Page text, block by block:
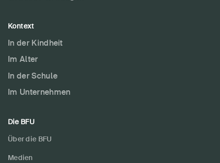
Kontext
In der Kindheit
Im Alter
In der Schule
Im Unternehmen
Die BFU
Über die BFU
Medien